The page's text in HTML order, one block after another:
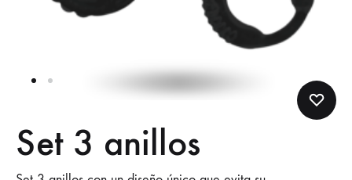
Set 3 anillos